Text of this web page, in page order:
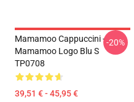
Mamamoo Cappuccini -
Mamamoo Logo Blu S
TP0708
39,51 € - 45,95 €
-20%